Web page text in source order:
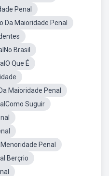
Penal
Da Maioridade Penal
Brasil
Que É
Maioridade Penal
Suguir
Penal
Berçrio